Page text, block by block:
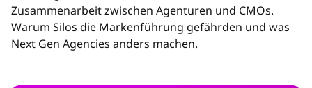
Zusammenarbeit zwischen Agenturen und CMOs.
Warum Silos die Markenführung gefährden und was
Next Gen Agencies anders machen.